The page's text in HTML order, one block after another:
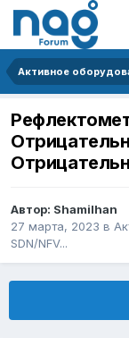
Автор: Shamilhan
27 марта, 2023 в
SDN/NFV...